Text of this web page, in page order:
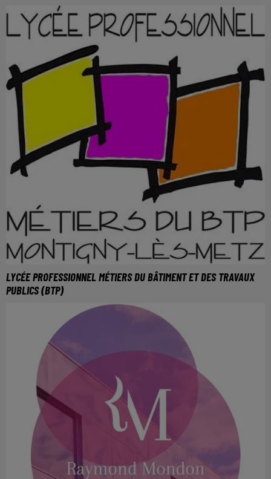
Interview de Sophie Ledoux, membre de l'équipe du
CFP-CFA De la Salle METZ
LYCÉE PROFESSIONNEL MÉTIERS DU BÂTIMENT ET DES TRAVAUX
PUBLICS (BTP)
Pour plus d'informations, rendez-vous sur : https://lyc-
batiment-tp.monbureaunumerique.fr